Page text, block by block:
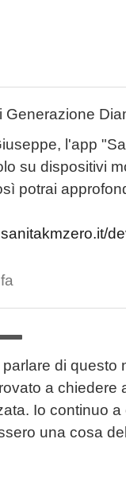
Generazione
l'app
su dispositivi
potrai
sanitakmzero.it/
di questo
a chiedere
Io continuo
una cosa